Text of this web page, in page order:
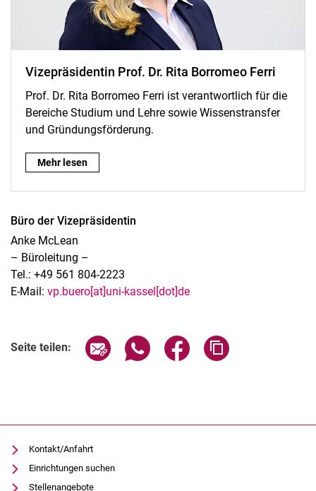
Vi­ze­prä­si­den­tin Prof. Dr. Rita Borromeo Ferri
Prof. Dr. Rita Borromeo Ferri ist verantwortlich für die
Bereiche Studium und Lehre sowie Wissenstransfer
und Gründungsförderung.
Vi­ze­prä­si­den­tin Prof. Dr. Rita Borromeo Ferri:
Mehr lesen
Büro der Vizepräsidentin
Anke McLean
– Büroleitung –
Tel.: +49 561 804-2223
E-Mail: vp.buero[at]uni-kassel[dot]de
Seite teilen: Seite über E-Mail teilen
Seite über WhatsApp teilen
Seite über Facebook
Kontakt/Anfahrt
Einrichtungen suchen
Stellenangebote